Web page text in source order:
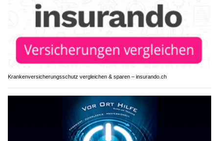
Krankenversicherungsschutz vergleichen & sparen – insurando.ch